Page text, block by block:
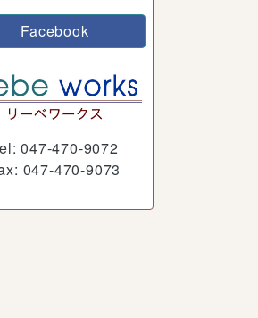
Facebook
047-470-9072
047-470-9073